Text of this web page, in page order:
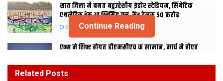
सात जिला मे बनत बहुउद्देशीय इंडोर स्‍टेडि‍यम, सिंथेटिक
एथलेटिक ट्रेक आ स्विमिंग पुल, केंद्र देलक 50 करोड़
DECEMBER 26, 2020
एम्स मे शिफ्ट होयत डीएमसीएच क सामान, मार्च मे होएत
Continue Reading
Related Posts